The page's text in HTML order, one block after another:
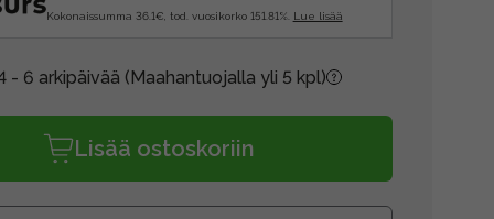
Kokonaissumma 36.1€, tod. vuosikorko 151.81%. Lue lisää
- 6 arkipäivää (Maahantuojalla yli 5 kpl)
Lisää ostoskoriin